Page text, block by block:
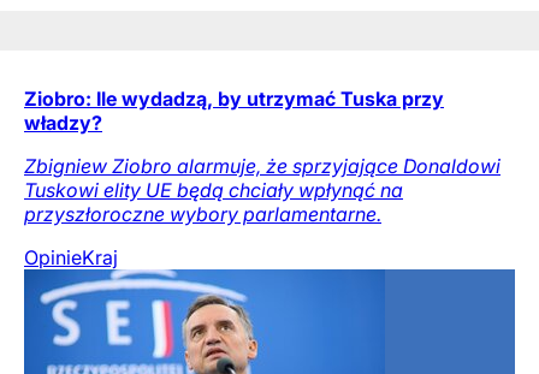
Ziobro: Ile wydadzą, by utrzymać Tuska przy
władzy?
Zbigniew Ziobro alarmuje, że sprzyjające Donaldowi
Tuskowi elity UE będą chciały wpłynąć na
przyszłoroczne wybory parlamentarne.
OpinieKraj